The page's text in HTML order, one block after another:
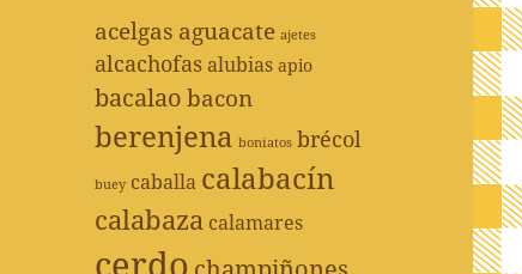
acelgas aguacate ajetes
alcachofas alubias apio
bacalaobacon
berenjena boniatos brécol
buey caballa calabacín
calabaza calamares
cerdo